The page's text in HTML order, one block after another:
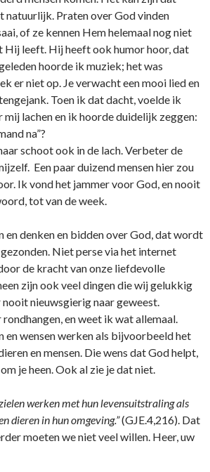
natuurlijk. Praten over God vinden
of ze kennen Hem helemaal nog niet
Hij leeft. Hij heeft ook humor hoor, dat
hoorde ik muziek; het was
er niet op. Je verwacht een mooi lied en
Toen ik dat dacht, voelde ik
mij lachen en ik hoorde duidelijk zeggen:
na”?
schoot ook in de lach. Verbeter de
Een paar duizend mensen hier zou
Ik vond het jammer voor God, en nooit
tot van de week.
en denken en bidden over God, dat wordt
Niet perse via het internet
de kracht van o­nze liefdevolle
zijn ook veel dingen die wij gelukkig
nieuwsgierig naar geweest.
en weet ik wat allemaal.
en wensen werken als bijvoorbeeld het
en mensen. Die wens dat God helpt,
je heen. Ook al zie je dat niet.
werken met hun levensuitstraling als
dieren in hun omgeving.”(GJE.4,216). Dat
moeten we niet veel willen. Heer, uw